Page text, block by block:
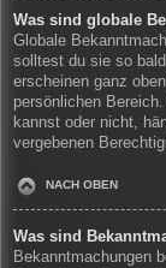
Was sind globale
Globale
solltest du sie so
erscheinen ganz
persönlichen
kannst oder nicht,
vergebenen
NACH OBEN
Was sind
Bekanntmachungen